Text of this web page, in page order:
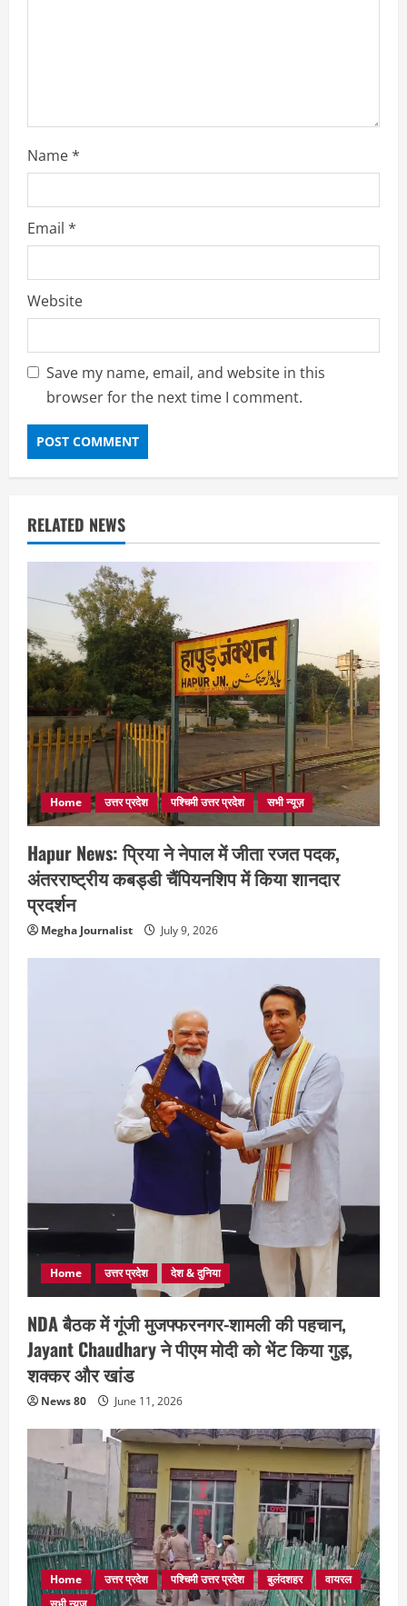
Name*
Email *
Website
Save my name, email, and website in this
browser for the next time I comment.
RELATED NEWS
Home उत्तर प्रदेश पश्चिमी उत्तर प्रदेश सभी न्यूज़
Hapur News: प्रिया ने नेपाल में जीता रजत पदक,
अंतरराष्ट्रीय कबड्डी चैंपियनशिप में किया शानदार
प्रदर्शन
Megha Journalist July 9, 2026
Home उत्तर प्रदेश देश & दुनिया
NDA बैठक में गूंजी मुजफ्फरनगर-शामली की पहचान,
Jayant Chaudhary ने पीएम मोदी को भेंट किया गुड़,
शक्कर और खांड
News 80 June 11, 2026
Home उत्तर प्रदेश पश्चिमी उत्तर प्रदेश बुलंदशहर
वायरल